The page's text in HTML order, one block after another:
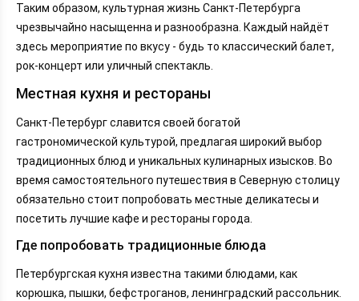
Таким образом, культурная жизнь Санкт-Петербурга
чрезвычайно насыщенна и разнообразна. Каждый найдёт
здесь мероприятие по вкусу - будь то классический балет,
рок-концерт или уличный спектакль.
Местная кухня и рестораны
Санкт-Петербург славится своей богатой
гастрономической культурой, предлагая широкий выбор
традиционных блюд и уникальных кулинарных изысков. Во
время самостоятельного путешествия в Северную столицу
обязательно стоит попробовать местные деликатесы и
посетить лучшие кафе и рестораны города.
Где попробовать традиционные блюда
Петербургская кухня известна такими блюдами, как
корюшка, пышки, бефстроганов, ленинградский рассольник.